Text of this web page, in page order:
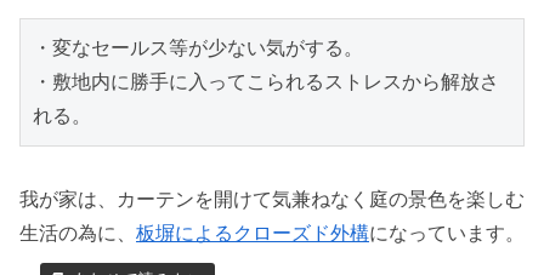
・変なセールス等が少ない気がする。
・敷地内に勝手に入ってこられるストレスから解放さ
れる。
我が家は、カーテンを開けて気兼ねなく庭の景色を楽しむ
生活の為に、 板塀によるクローズド外構になっています。